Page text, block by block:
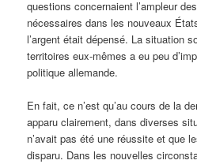
questions concernaient l’ampleur
nécessaires dans les nouveaux
l’argent était dépensé. La situation
territoires eux-mêmes a eu peu
politique allemande.
En fait, ce n’est qu’au cours de la
apparu clairement, dans diverses
n’avait pas été une réussite et que
disparu. Dans les nouvelles